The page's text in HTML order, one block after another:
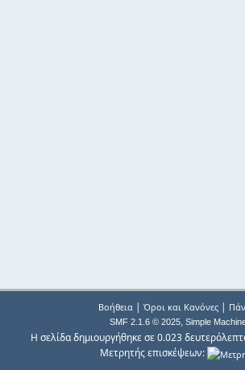
Βοήθεια| Όροι και Κανόνες|
SMF 2.1.6 © 2025, Simple
Η σελίδα δημιουργήθηκε σε 0.023
Μετρητής επισκέψεων: